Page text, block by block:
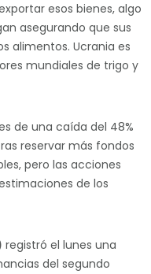
esos bienes, algo
asegurando que sus
alimentos. Ucrania es
mundiales de trigo y
de una caída del 48%
reservar más fondos
pero las acciones
de los
registró el lunes una
del segundo